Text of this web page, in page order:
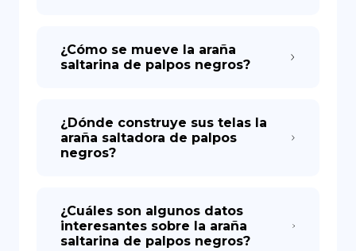
¿Cómo se mueve la araña
saltarina de palpos negros?
¿Dónde construye sus telas la
araña saltadora de palpos
negros?
¿Cuáles son algunos datos
interesantes sobre la araña
saltarina de palpos negros?